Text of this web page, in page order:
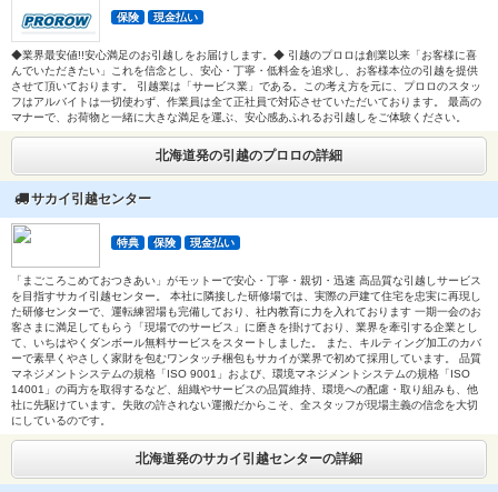
保険 現金払い
◆業界最安値!!安心満足のお引越しをお届けします。◆ 引越のプロロは創業以来「お客様に喜
んでいただきたい」これを信念とし、安心・丁寧・低料金を追求し、お客様本位の引越を提供
させて頂いております。 引越業は「サービス業」である。この考え方を元に、プロロのスタッ
フはアルバイトは一切使わず、作業員は全て正社員で対応させていただいております。 最高の
マナーで、お荷物と一緒に大きな満足を運ぶ、安心感あふれるお引越しをご体験ください。
北海道発の引越のプロロの詳細
サカイ引越センター
特典 保険 現金払い
「まごころこめておつきあい」がモットーで安心・丁寧・親切・迅速 高品質な引越しサービス
を目指すサカイ引越センター。 本社に隣接した研修場では、実際の戸建て住宅を忠実に再現し
た研修センターで、運転練習場も完備しており、社内教育に力を入れております 一期一会のお
客さまに満足してもらう「現場でのサービス」に磨きを掛けており、業界を牽引する企業とし
て、いちはやくダンボール無料サービスをスタートしました。 また、キルティング加工のカバ
ーで素早くやさしく家財を包むワンタッチ梱包もサカイが業界で初めて採用しています。 品質
マネジメントシステムの規格「ISO 9001」および、環境マネジメントシステムの規格「ISO
14001」の両方を取得するなど、組織やサービスの品質維持、環境への配慮・取り組みも、他
社に先駆けています。失敗の許されない運搬だからこそ、全スタッフが現場主義の信念を大切
にしているのです。
北海道発のサカイ引越センターの詳細